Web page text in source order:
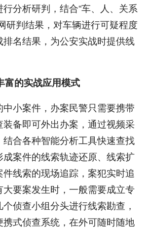
分析研判，结合“车、人、关系
研判结果，对车辆进行可疑程度
名结果，为公安实战时提供线
的实战应用模式
小案件，办案民警只需要携带
备即可外出办案，通过视频采
合各种智能分析工具快速查找
案件的线索轨迹还原、线索扩
线索的现场追踪，案犯实时追
要案发生时，一般需要成立专
侦查小组分头进行线索勘查，
式侦查系统，在外可随时随地